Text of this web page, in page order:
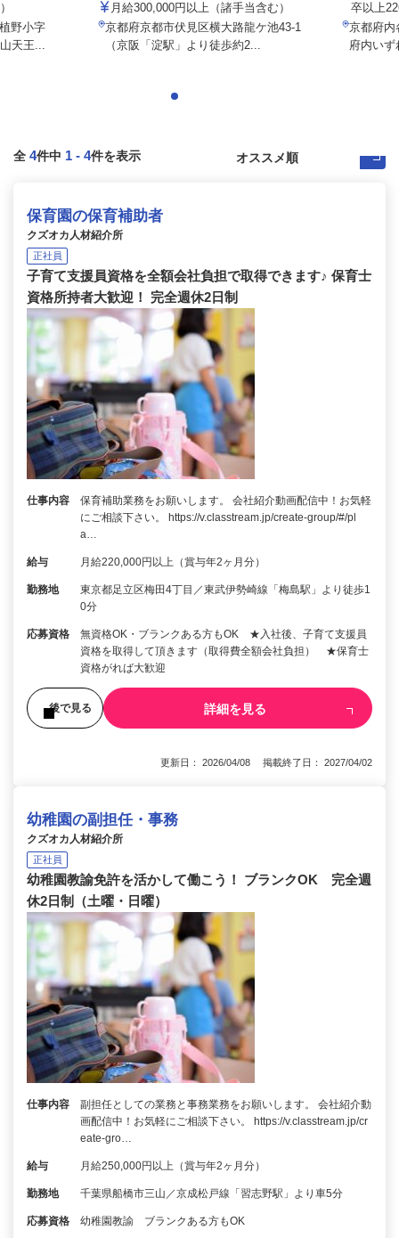
野小字
天王...
月給300,000円以上（諸手当含む）
京都府京都市伏見区横大路龍ケ池43-1
（京阪「淀駅」より徒歩約2...
卒以上
京都府
府内いず
全 4件中 1 - 4件を表示
保育園の保育補助者
クズオカ人材紹介所
正社員
子育て支援員資格を全額会社負担で取得できます♪ 保育士
資格所持者大歓迎！ 完全週休2日制
仕事内容
保育補助業務をお願いします。 会社紹介動画配信中！お気軽
にご相談下さい。 https://v.classtream.jp/create-group/#/pl
a…
給与 月給220,000円以上（賞与年2ヶ月分）
勤務地
東京都足立区梅田4丁目／東武伊勢崎線「梅島駅」より徒歩1
0分
応募資格
無資格OK・ブランクある方もOK ★入社後、子育て支援員
資格を取得して頂きます（取得費全額会社負担） ★保育士
資格がれば大歓迎
後で見る 詳細を見る
更新日： 2026/04/08 掲載終了日： 2027/04/02
幼稚園の副担任・事務
クズオカ人材紹介所
正社員
幼稚園教諭免許を活かして働こう！ ブランクOK 完全週
休2日制（土曜・日曜）
仕事内容
副担任としての業務と事務業務をお願いします。 会社紹介動
画配信中！お気軽にご相談下さい。 https://v.classtream.jp/cr
eate-gro…
給与 月給250,000円以上（賞与年2ヶ月分）
勤務地 千葉県船橋市三山／京成松戸線「習志野駅」より車5分
応募資格 幼稚園教諭 ブランクある方もOK